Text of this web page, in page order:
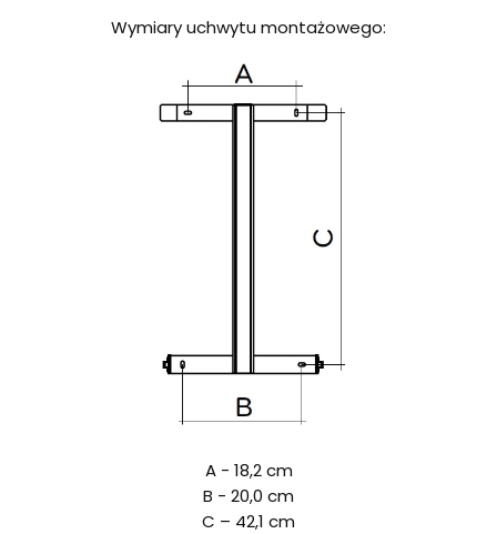
Wymiary uchwytu montażowego:
A - 18,2 cm
B - 20,0 cm
C – 42,1 cm